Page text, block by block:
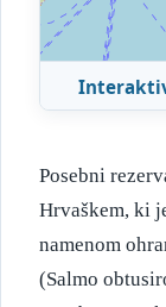
Posebni
Hrvaškem, ki
namenom
(Salmo